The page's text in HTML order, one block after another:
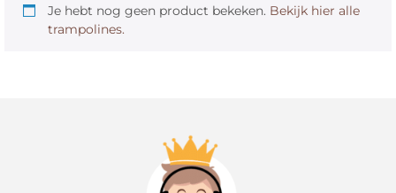
Je hebt nog geen product bekeken. Bekijk hier alle
trampolines.